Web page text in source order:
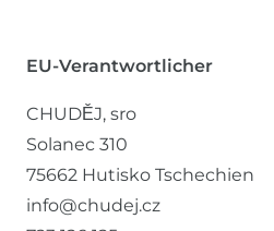
EU-Verantwortlicher
CHUDĚJ, sro
Solanec 310
75662 Hutisko Tschechien
info@chudej.cz